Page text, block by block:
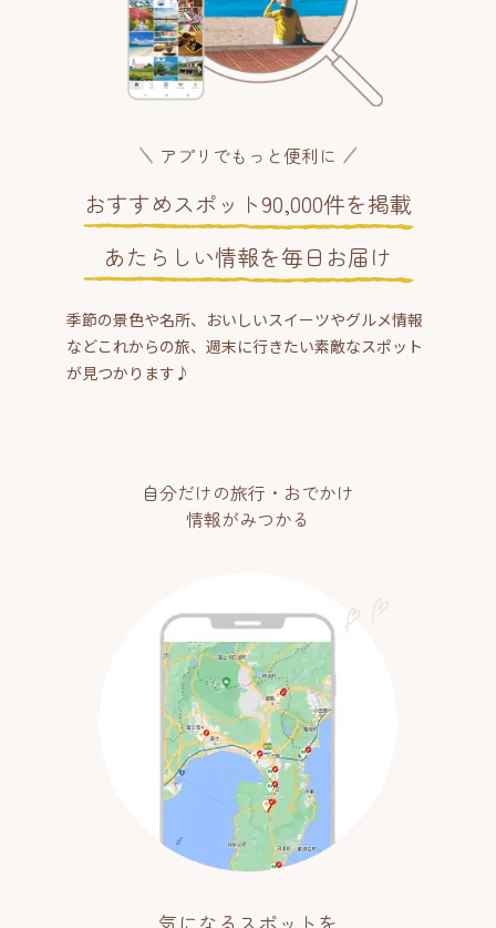
アプリでもっと便利に
おすすめスポット90,000件を掲載
あたらしい情報を毎日お届け
季節の景色や名所、おいしいスイーツやグルメ情報
などこれからの旅、週末に行きたい素敵なスポット
が見つかります♪
自分だけの旅行・おでかけ
情報がみつかる